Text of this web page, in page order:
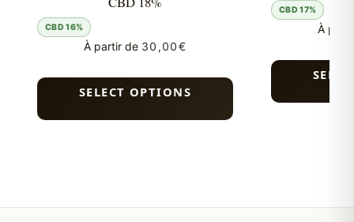
CBD 16%
À partir de 30,00€
SELECT OPTIONS
CBD 17%
À